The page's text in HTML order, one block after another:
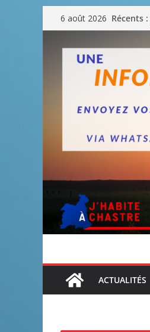
Passer
au
contenu
6 août 2026 Récents :
ACTUALITÉS